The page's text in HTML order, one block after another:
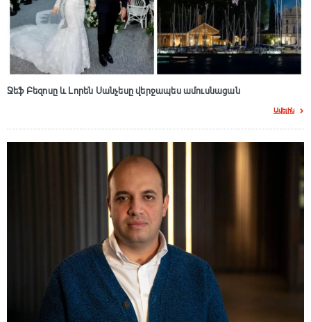
Ջեֆ Բեզոսը և Լորեն Սանչեսը վերջապես ամուսնացան
Ավելին